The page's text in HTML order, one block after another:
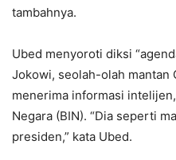
tambahnya.
Ubed menyoroti diksi
Jokowi, seolah-olah mantan
menerima informasi
Negara (BIN). “Dia seperti
presiden,” kata Ubed.